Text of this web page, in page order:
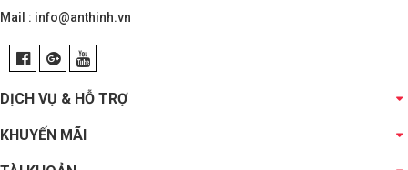
Mail : info@anthinh.vn
DỊCH VỤ & HỖ TRỢ
KHUYẾN MÃI